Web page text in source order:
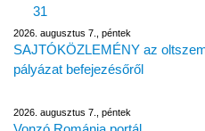
31
2026. augusztus 7., péntek
SAJTÓKÖZLEMÉNY az
pályázat befejezésőről
2026. augusztus 7., péntek